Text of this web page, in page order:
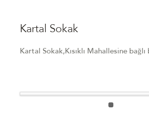
Kartal Sokak
Kartal Sokak,Kısıklı Mahallesine